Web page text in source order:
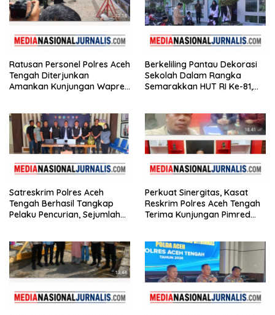
Ratusan Personel Polres Aceh
Tengah Diterjunkan
Amankan Kunjungan Wapres
Berkeliling Pantau Dekorasi
Sekolah Dalam Rangka
Semarakkan HUT RI Ke-81,
Meriah
Satreskrim Polres Aceh
Tengah Berhasil Tangkap
Pelaku Pencurian, Sejumlah
Perkuat Sinergitas, Kasat
Reskrim Polres Aceh Tengah
Terima Kunjungan Pimred